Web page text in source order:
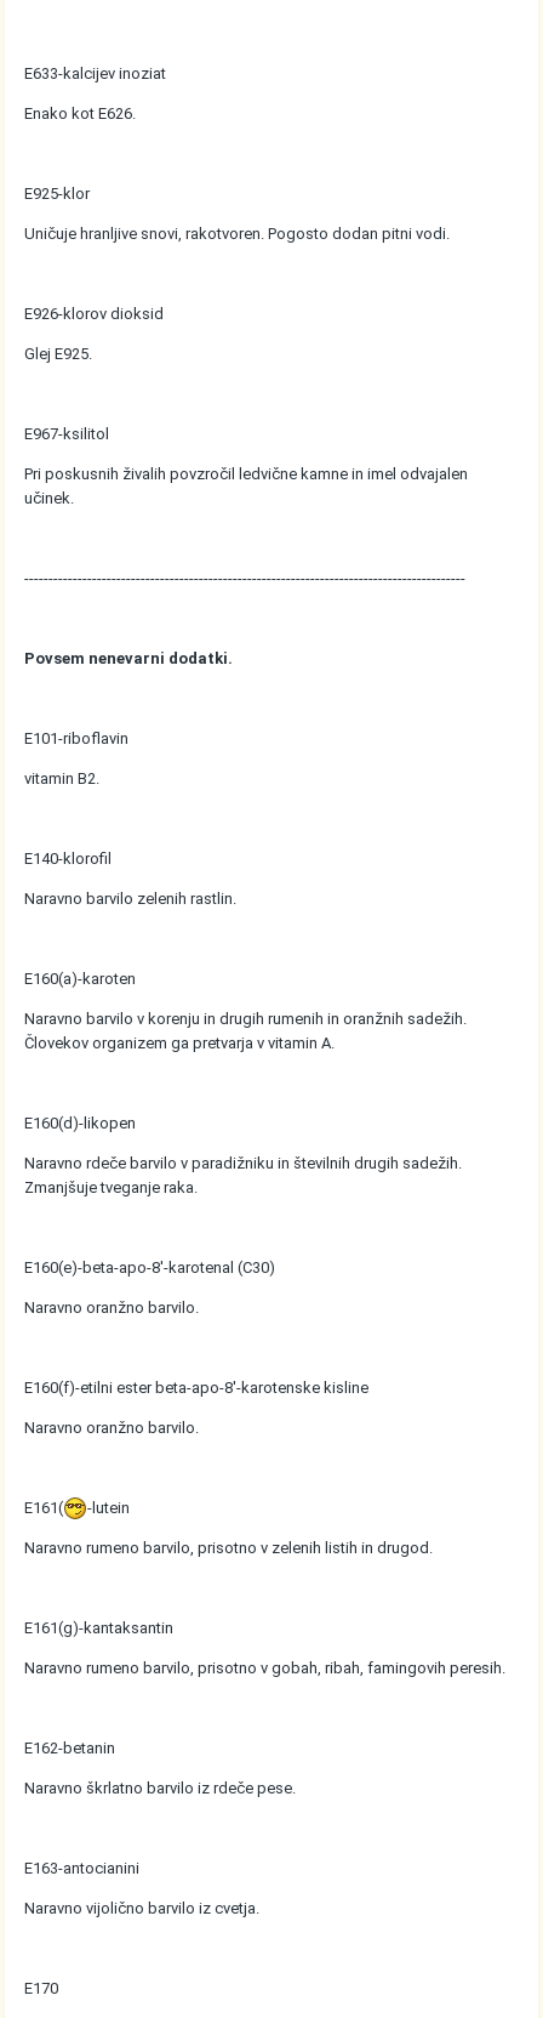
E633-kalcijev inoziat
Enako kot E626.
E925-klor
Uničuje hranljive snovi, rakotvoren. Pogosto dodan pitni vodi.
E926-klorov dioksid
Glej E925.
E967-ksilitol
Pri poskusnih živalih povzročil ledvične kamne in imel odvajalen
učinek.
-------------------------------------------------------------------------------------------
Povsem nenevarni dodatki.
E101-riboflavin
vitamin B2.
E140-klorofil
Naravno barvilo zelenih rastlin.
E160(a)-karoten
Naravno barvilo v korenju in drugih rumenih in oranžnih sadežih.
Človekov organizem ga pretvarja v vitamin A.
E160(d)-likopen
Naravno rdeče barvilo v paradižniku in številnih drugih sadežih.
Zmanjšuje tveganje raka.
E160(e)-beta-apo-8'-karotenal (C30)
Naravno oranžno barvilo.
E160(f)-etilni ester beta-apo-8'-karotenske kisline
Naravno oranžno barvilo.
E161( -lutein
Naravno rumeno barvilo, prisotno v zelenih listih in drugod.
E161(g)-kantaksantin
Naravno rumeno barvilo, prisotno v gobah, ribah, famingovih peresih.
E162-betanin
Naravno škrlatno barvilo iz rdeče pese.
E163-antocianini
Naravno vijolično barvilo iz cvetja.
E170